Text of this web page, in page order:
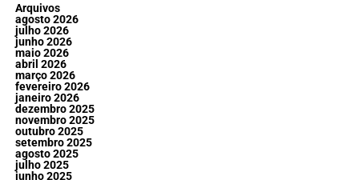
Arquivos
agosto 2026
julho 2026
junho 2026
maio 2026
abril 2026
março 2026
fevereiro 2026
janeiro 2026
dezembro 2025
novembro 2025
outubro 2025
setembro 2025
agosto 2025
julho 2025
junho 2025